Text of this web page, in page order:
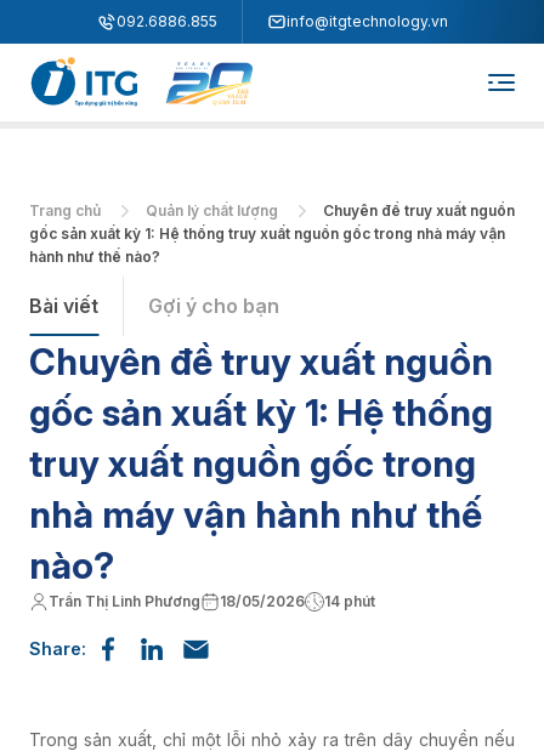
092.6886.855 info@itgtechnology.vn
Trang chủ Quản lý chất lượng
Chuyên đề truy xuất nguồn
gốc sản xuất kỳ 1: Hệ thống truy xuất nguồn gốc trong nhà máy vận
hành như thế nào?
Bài viết Gợi ý cho bạn
Chuyên đề truy xuất nguồn
gốc sản xuất kỳ 1: Hệ thống
truy xuất nguồn gốc trong
nhà máy vận hành như thế
nào?
Trần Thị Linh Phương 18/05/2026 14 phút
Share:
Trong sản xuất, chỉ một lỗi nhỏ xảy ra trên dây chuyền nếu